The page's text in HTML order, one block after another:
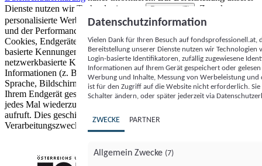
Dienste nutzen wir Technologien von
Partnern (5)
. Zwecke:
personalisierte Werbung und Inhalte, Messung von Werbeleistung
und der Performance von Inhalten sowie Zielgruppenforschung.
Cookies, Endgeräte- oder ähnliche Online-Kennungen (z. B. login-
basierte Kennungen, zufällig generierte Kennungen,
netzwerkbasierte Kennungen) können zusammen mit anderen
Informationen (z. B. Browsertyp und Browserinformationen,
Sprache, Bildschirmgröße, unterstützte Technologien usw.) auf
Ihrem Endgerät gespeichert oder von dort ausgelesen werden, um es
jedes Mal wiederzuerkennen, wenn es eine App oder einer Webseite
aufruft. Dies geschieht für einen oder mehrere der hier aufgeführten
Verarbeitungszwecke.
Datenschutzinformation
Vielen Dank für Ihren Besuch auf
Bereitstellung unserer Dienste nutzen wir Technologien
Login-basierte Identifikatoren, zufällig zugewiesene
Informationen auf Ihrem Gerät gespeichert oder
Werbung und Inhalte, Messung von Werbeleistung
ist für den Zugriff auf die Website nicht erforderlich.
Schalter ändern, oder später jederzeit via
ZWECKE PARTNER
Allgemein Zwecke (7)